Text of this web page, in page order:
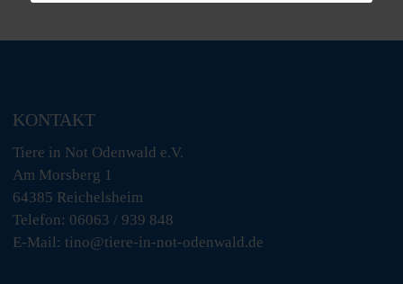
KONTAKT
Tiere in Not Odenwald e.V.
Am Morsberg 1
64385 Reichelsheim
Telefon: 06063 / 939 848
E-Mail: tino@tiere-in-not-odenwald.de